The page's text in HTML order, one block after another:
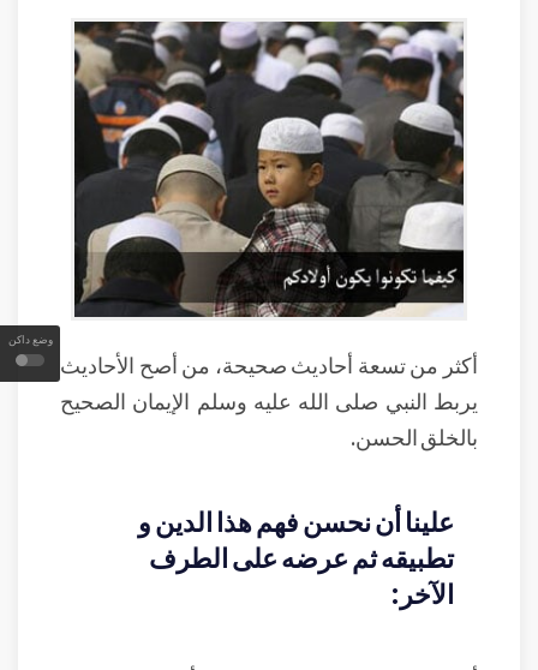
وضع داكن
أكثر من تسعة أحاديث صحيحة، من أصح الأحاديث
يربط النبي صلى الله عليه وسلم الإيمان الصحيح
بالخلق الحسن.
علينا أن نحسن فهم هذا الدين و
تطبيقه ثم عرضه على الطرف
الآخر: